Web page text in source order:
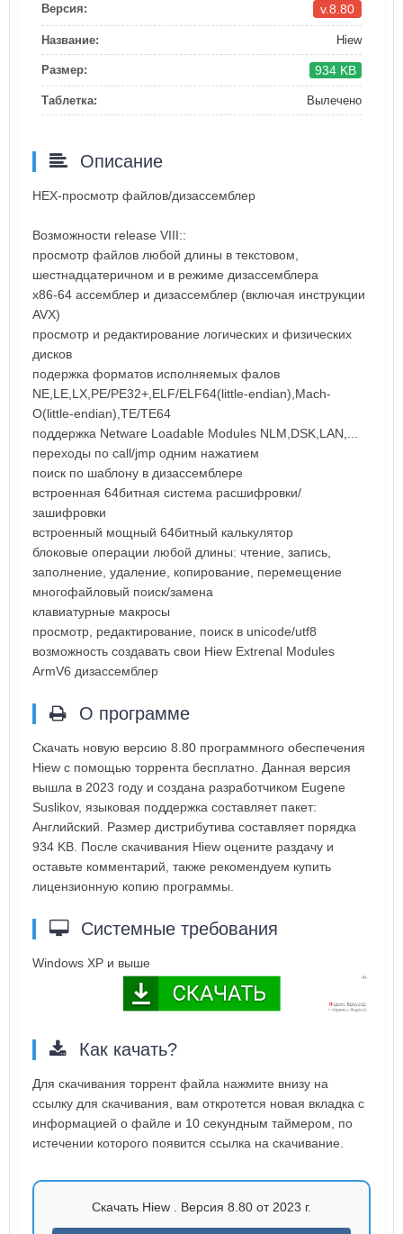
Версия: v.8.80
Название: Hiew
Размер: 934 KB
Таблетка: Вылечено
Описание
HEX-просмотр файлов/дизассемблер
Возможности release VIII::
просмотр файлов любой длины в текстовом,
шестнадцатеричном и в режиме дизассемблера
x86-64 ассемблер и дизассемблер (включая инструкции
AVX)
просмотр и редактирование логических и физических
дисков
подержка форматов исполняемых фалов
NE,LE,LX,PE/PE32+,ELF/ELF64(little-endian),Mach-
O(little-endian),TE/TE64
поддержка Netware Loadable Modules NLM,DSK,LAN,...
переходы по call/jmp одним нажатием
поиск по шаблону в дизассемблере
встроенная 64битная система расшифровки/
зашифровки
встроенный мощный 64битный калькулятор
блоковые операции любой длины: чтение, запись,
заполнение, удаление, копирование, перемещение
многофайловый поиск/замена
клавиатурные макросы
просмотр, редактирование, поиск в unicode/utf8
возможность создавать свои Hiew Extrenal Modules
ArmV6 дизассемблер
О программе
Скачать новую версию 8.80 программного обеспечения
Hiew с помощью торрента бесплатно. Данная версия
вышла в 2023 году и создана разработчиком Eugene
Suslikov, языковая поддержка составляет пакет:
Английский. Размер дистрибутива составляет порядка
934 KB. После скачивания Hiew оцените раздачу и
оставьте комментарий, также рекомендуем купить
лицензионную копию программы.
Системные требования
Windows XP и выше
Как качать?
Для скачивания торрент файла нажмите внизу на
ссылку для скачивания, вам откротется новая вкладка с
информацией о файле и 10 секундным таймером, по
истечении которого появится ссылка на скачивание.
Скачать Hiew . Версия 8.80 от 2023 г.